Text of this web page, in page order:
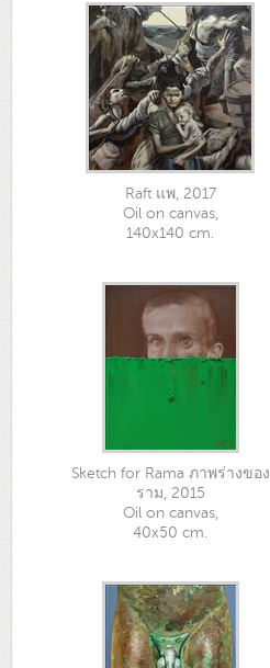
Raft แพ, 2017
Oil on canvas,
140x140 cm.
Sketch for Rama ภาพร่างของ
ราม, 2015
Oil on canvas,
40x50 cm.